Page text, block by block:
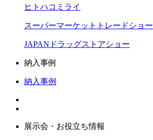
ヒトハコミライ
スーパーマーケットトレードショー
JAPANドラッグストアショー
納入事例
納入事例
展示会・お役立ち情報